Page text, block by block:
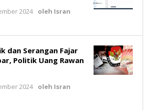
2024 oleh Isran
dan Serangan Fajar
Politik Uang Rawan
2024 oleh Isran